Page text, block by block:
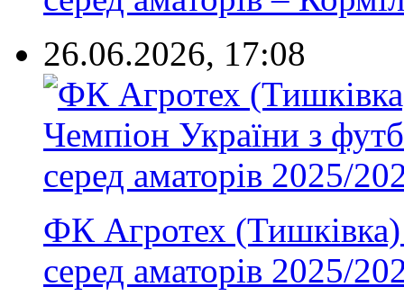
26.06.2026, 17:08
ФК Агротех
серед аматорів 2025/